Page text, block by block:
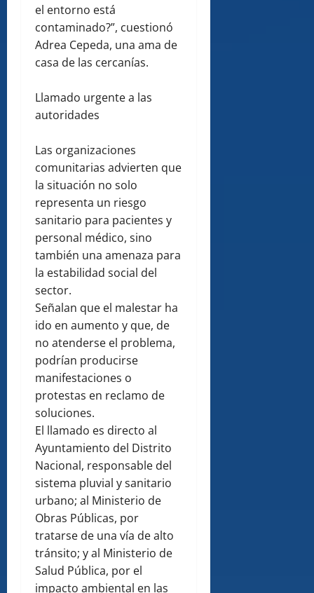
el entorno está
contaminado?”, cuestionó
Adrea Cepeda, una ama de
casa de las cercanías.
Llamado urgente a las
autoridades
Las organizaciones
comunitarias advierten que
la situación no solo
representa un riesgo
sanitario para pacientes y
personal médico, sino
también una amenaza para
la estabilidad social del
sector.
Señalan que el malestar ha
ido en aumento y que, de
no atenderse el problema,
podrían producirse
manifestaciones o
protestas en reclamo de
soluciones.
El llamado es directo al
Ayuntamiento del Distrito
Nacional, responsable del
sistema pluvial y sanitario
urbano; al Ministerio de
Obras Públicas, por
tratarse de una vía de alto
tránsito; y al Ministerio de
Salud Pública, por el
impacto ambiental en las